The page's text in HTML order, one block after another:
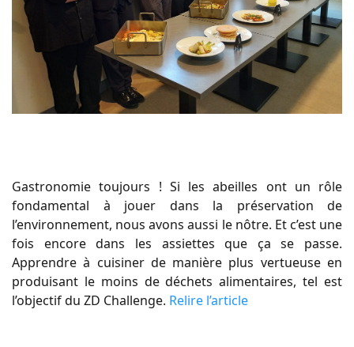
Gastronomie toujours ! Si les abeilles ont un rôle
fondamental à jouer dans la préservation de
l’environnement, nous avons aussi le nôtre. Et c’est une
fois encore dans les assiettes que ça se passe.
Apprendre à cuisiner de manière plus vertueuse en
produisant le moins de déchets alimentaires, tel est
l’objectif du ZD Challenge. Relire l’article